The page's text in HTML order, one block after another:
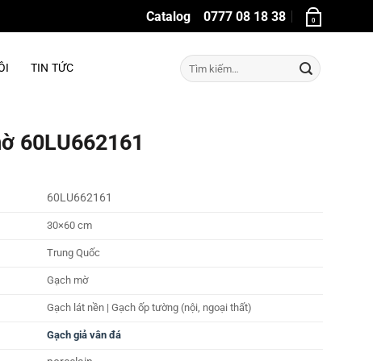
Catalog 0777 08 18 38 0
TIN TỨC
Tìm
kiếm:
60LU662161
60LU662161
30×60 cm
Trung Quốc
Gạch mờ
Gạch lát nền | Gạch ốp tường (nội, ngoại thất)
Gạch giả vân đá